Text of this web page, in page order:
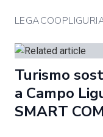
Turismo
a Campo
SMART